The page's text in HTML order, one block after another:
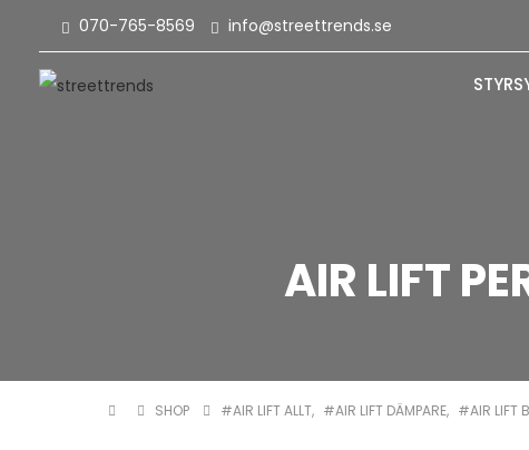
070-765-8569 info@streettrends.se
AIR LIFT
SHOP #AIR LIFT ALLT, #AIR LIFT DÄMPARE, #AIR LIFT